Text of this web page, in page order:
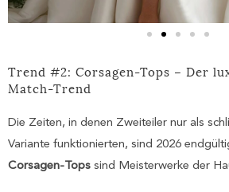
Trend #2: Corsagen-Tops – Der
Match-Trend
Die Zeiten, in denen Zweiteiler nur als
Variante funktionierten, sind 2026
Corsagen-Tops sind Meisterwerke der